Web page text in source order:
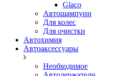
Glaco
Автошампуни
Для колес
Для очистки
Автохимия
Автоаксессуары
Необходимое